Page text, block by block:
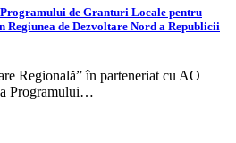
de Granturi Locale pentru
de Dezvoltare Nord a Republicii
Regională” în parteneriat cu AO
Programului…